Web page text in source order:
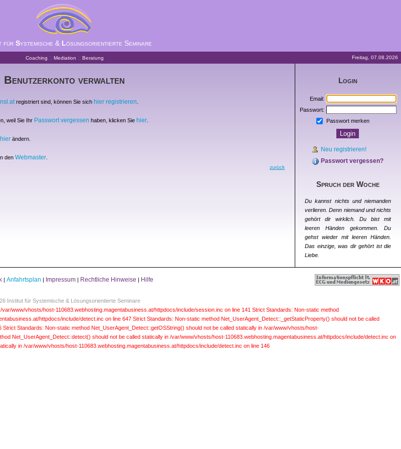
für Systemische & Lösungsorientierte Seminare
Coaching :: Mediation :: Beratung Freitag, 07.08.2026
Benutzerkonto verwalten
registriert sind, können Sie sich hier registrieren
weil Sie Ihr Passwort vergessen haben, klicken Sie hier
hier ändern.
den Webmaster
zurück
Login
Email:
Passwort:
Passwort merken
Neu registrieren!
Passwort vergessen?
Spruch der Woche
Du kannst nichts und niemanden
verlieren. Denn niemand und nichts
gehört dir wirklich. Du bist mit
leeren Händen gekommen. Du
gehst wieder mit leeren Händen.
Das einzige, was dir gehört ist die
Liebe.
| Anfahrtsplan | Impressum | Rechtliche Hinweise | Hilfe
Institut für Systemische & Lösungsorientierte Seminare
www/vhosts/host-110683.webhosting.magentabusiness.at/httpdocs/include/session.inc on line 141 Strict Standards: Non-static method
httpdocs/include/detect.inc on line 647 Strict Standards: Non-static method Net_UserAgent_Detect::_getStaticProperty() should not be called
Strict Standards: Non-static method Net_UserAgent_Detect::getOSString() should not be called statically in /var/www/vhosts/host-
Net_UserAgent_Detect::detect() should not be called statically in /var/www/vhosts/host-110683.webhosting.magentabusiness.at/httpdocs/include/detect.inc on
in /var/www/vhosts/host-110683.webhosting.magentabusiness.at/httpdocs/include/detect.inc on line 146